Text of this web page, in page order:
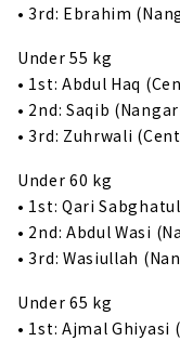
• 3rd: Ebrahim
Under 55 kg
• 1st: Abdul Haq
• 2nd: Saqib
• 3rd: Zuhrwali
Under 60 kg
• 1st: Qari
• 2nd: Abdul Wasi
• 3rd: Wasiullah
Under 65 kg
• 1st: Ajmal Ghiyasi